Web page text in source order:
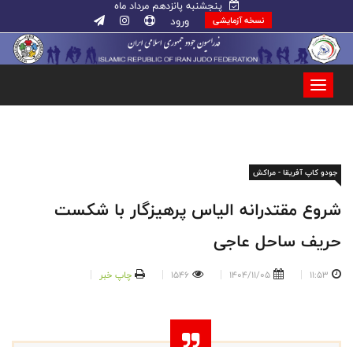
پنجشنبه پانزدهم مرداد ماه
نسخه آزمایشی ورود
جودو کاپ آفریقا - مراکش
شروع مقتدرانه الیاس پرهیزگار با شکست
حریف ساحل عاجی
11:53
1404/11/05
1546 چاپ خبر